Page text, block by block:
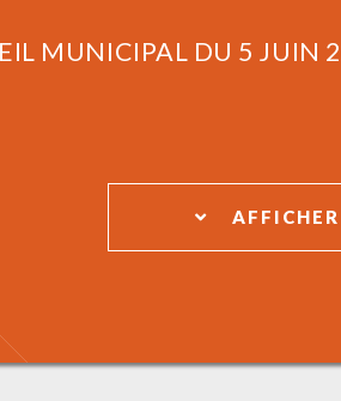
MUNICIPAL DU 5 JUIN
AFFICHER